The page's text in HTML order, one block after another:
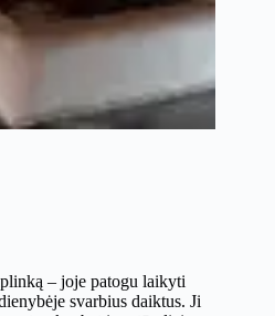
– joje patogu laikyti
svarbius daiktus. Ji